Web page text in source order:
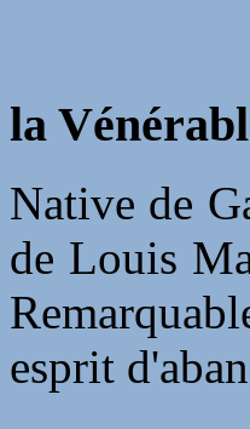
la
Native de
de Louis
esprit